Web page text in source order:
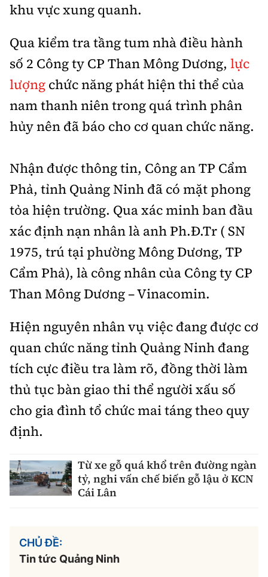
Phó Tổng biên tập: Nguyễn Sơn Tùng,
Hotline:
0901 514 799
Quảng cáo và Phát hành:
0915 057 282
Email:bandoc@baoxaydung.vn
Cấm sao chép dưới mọi hình thức nếu không có sự
chấp thuận bằng văn bản.
Thông tin tòa
soạn
khu vực xung quanh.
Qua kiểm tra tầng tum nhà điều hành
số 2 Công ty CP Than Mông Dương, lực
lượng chức năng phát hiện thi thể của
nam thanh niên trong quá trình phân
hủy nên đã báo cho cơ quan chức năng.
Nhận được thông tin, Công an TP Cẩm
Phả, tỉnh Quảng Ninh đã có mặt phong
tỏa hiện trường. Qua xác minh ban đầu
xác định nạn nhân là anh Ph.Đ.Tr ( SN
1975, trú tại phường Mông Dương, TP
Cẩm Phả), là công nhân của Công ty CP
Than Mông Dương – Vinacomin.
Hiện nguyên nhân vụ việc đang được cơ
quan chức năng tỉnh Quảng Ninh đang
tích cực điều tra làm rõ, đồng thời làm
thủ tục bàn giao thi thể người xấu số
cho gia đình tổ chức mai táng theo quy
định.
Từ xe gỗ quá khổ trên đường ngàn
tỷ, nghi vấn chế biến gỗ lậu ở KCN
Cái Lân
CHỦ ĐỀ:
Tin tức Quảng Ninh